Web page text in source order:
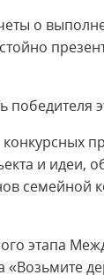
о
победителя
и идеи,
семейной
этапа